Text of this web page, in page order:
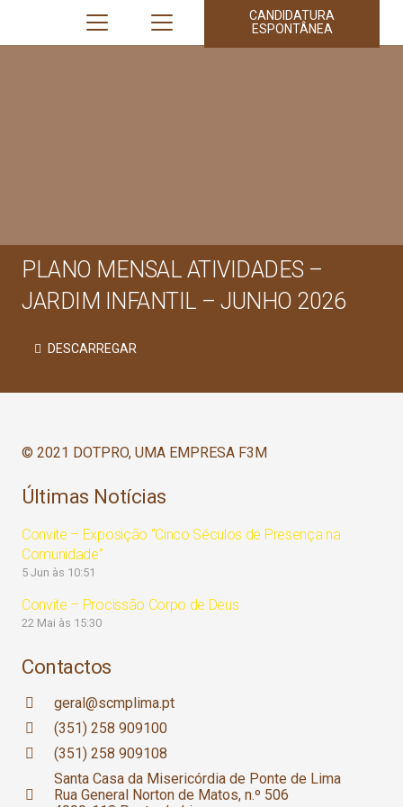
CANDIDATURA
ESPONTÂNEA
PLANO MENSAL ATIVIDADES –
JARDIM INFANTIL – JUNHO 2026
DESCARREGAR
© 2021 DOTPRO, UMA EMPRESA F3M
Últimas Notícias
Convite – Exposição “Cinco Séculos de Presença na
Comunidade”
5 Jun às 10:51
Convite – Procissão Corpo de Deus
22 Mai às 15:30
Contactos
geral@scmplima.pt
(351) 258 909100
(351) 258 909108
Santa Casa da Misericórdia de Ponte de Lima
Rua General Norton de Matos, n.º 506